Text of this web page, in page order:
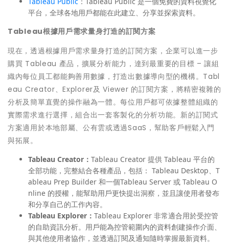
平台，全球各地用戶都能在此建立、分享並探索資料。
Tableau根據用戶需求量身打造的訂閱方案
現在，透過根據用戶需求量身打造的訂閱方案，企業可以進一步
購買 Tableau 產品，擴展分析能力，達到最重要的目標 – 讓組
織內每位員工都能夠善用數據，打造出數據導向型的機構。Tabl
eau Creator、Explorer及 Viewer 的訂閱方案，將精密複雜的
分析及簡單直覺的操作融為一體。每位用戶都可依據整體組織的
實際需求進行選擇，組合出一套客製化的分析功能。新的訂閱式
方案適用於本地部屬、公有雲或透過SaaS，幫助客戶輕鬆入門
與拓展。
Tableau Creator ： Tableau Creator 提供 Tableau 平台的
全部功能，完整結合各種產品，包括： Tableau Desktop、T
ableau Prep Builder 和一個Tableau Server 或 Tableau O
nline 的授權，能幫助用戶更快提出洞察，並且讓使用者發布
和分享自己的工作內容。
Tableau Explorer ： Tableau Explorer 非常適合用於受控管
的自助資訊分析。用戶能為控管範圍內的資料創建操作介面、
與其他使用者協作，並透過訂閱及通知隨時掌握最新資料。